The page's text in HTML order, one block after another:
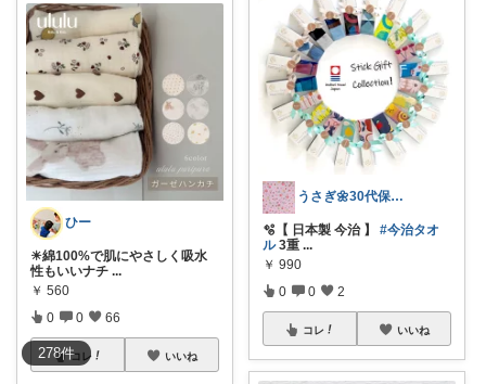
278件
ひー
☀綿100%で肌にやさしく吸水
性もいいナチ ...
￥ 560
0 0 66
コレ いいね
うさぎ🌼30代保育士
🫧【 日本製 今治 】 #今治タオ
ル3重 ...
￥ 990
0 0 2
コレ いいね